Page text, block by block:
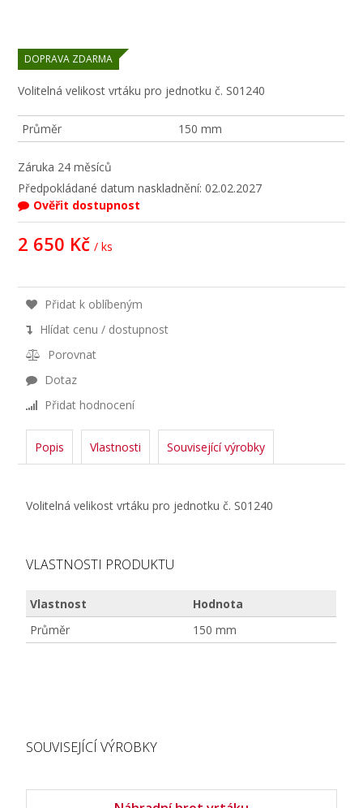
DOPRAVA ZDARMA
Volitelná velikost vrtáku pro jednotku č. S01240
Průměr 150 mm
Záruka 24 měsíců
Předpokládané datum naskladnění: 02.02.2027
Ověřit dostupnost
2 650 Kč / ks
Přidat k oblíbeným
Hlídat cenu / dostupnost
Porovnat
Dotaz
Přidat hodnocení
Popis Vlastnosti Související výrobky
Volitelná velikost vrtáku pro jednotku č. S01240
VLASTNOSTI PRODUKTU
Vlastnost
Hodnota
Průměr
150 mm
SOUVISEJÍCÍ VÝROBKY